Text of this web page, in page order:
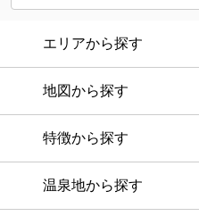
エリアから探す
地図から探す
特徴から探す
温泉地から探す